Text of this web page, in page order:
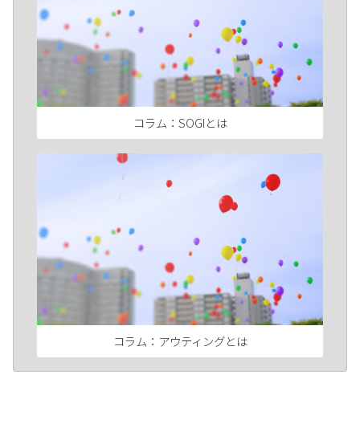
コラム：SOGIとは
コラム：アウティングとは